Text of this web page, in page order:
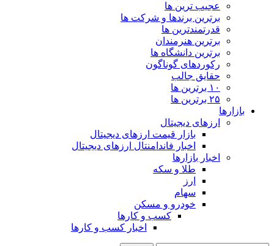
عجیب ترین ها
برترین برندها و شرکت ها
قدرتمندترین ها
برترین هنرمندان
برترین دانشگاه ها
رکوردهای گوناگون
حقایق جالب
۱۰ برترین ها
۲۵ برترین ها
بازارها
ارزهای دیجیتال
بازار قیمت ارزهای دیجیتال
اخبار فاندامنتال ارزهای دیجیتال
اخبار بازارها
طلا و سکه
ارز
سهام
خودرو و مسکن
کسب و کارها
اخبار کسب و کارها